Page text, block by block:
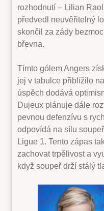
rozhodnutí – Lilian
předvedl neuvěřitelný
skončil za zády
břevna.
Tímto gólem Angers
jej v tabulce přiblížilo
úspěch dodává
Dujeux plánuje dále
pevnou defenzívu s
odpovídá na sílu
Ligue 1. Tento zápas
zachovat trpělivost a
když soupeř drží stálý